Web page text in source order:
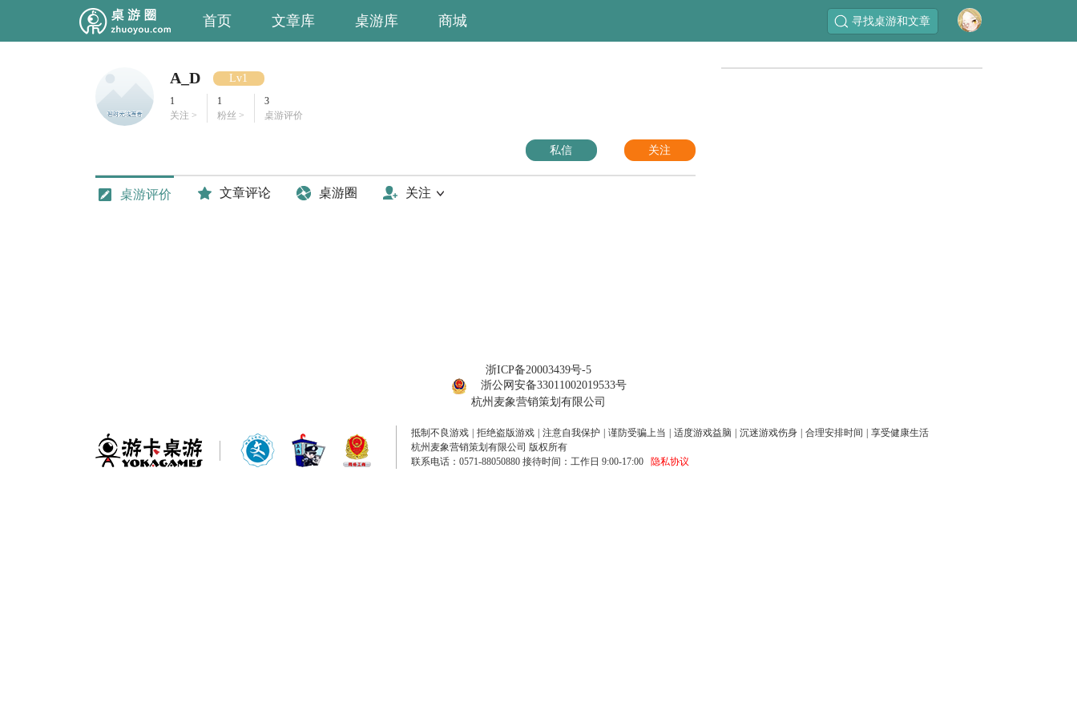
首页 文章库 桌游库 商城 寻找桌游和文章
A_D Lv1
1
关注 >
1
粉丝 >
3
桌游评价
私信 关注
桌游评价 文章评论 桌游圈 关注
浙ICP备20003439号-5
浙公网安备33011002019533号
杭州麦象营销策划有限公司
抵制不良游戏 拒绝盗版游戏 注意自我保护 谨防受骗上当 适度游戏益脑 沉迷游戏伤身 合理安排时间
享受健康生活
杭州麦象营销策划有限公司 版权所有
联系电话：0571-88050880 接待时间：工作日 9:00-17:00
隐私协议